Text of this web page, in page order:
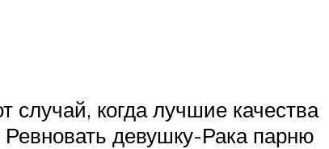
случай, когда лучшие качества
девушку-Рака парню